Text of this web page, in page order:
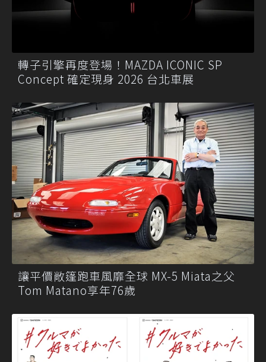
轉子引擎再度登場！MAZDA ICONIC SP
Concept 確定現身 2026 台北車展
讓平價敞篷跑車風靡全球 MX-5 Miata之父
Tom Matano享年76歲